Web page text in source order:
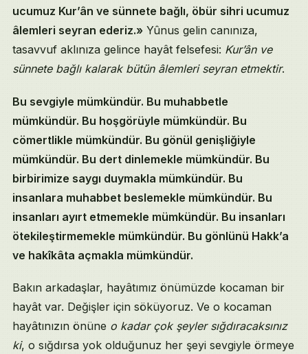
ucumuz Kur’ân ve sünnete bağlı, öbür sihri ucumuz
âlemleri seyran ederiz.» Yûnus gelin canınıza,
tasavvuf aklınıza gelince hayât felsefesi: Kur’ân ve
sünnete bağlı kalarak bütün âlemleri seyran etmektir.
Bu sevgiyle mümkündür. Bu muhabbetle
mümkündür. Bu hoşgörüyle mümkündür. Bu
cömertlikle mümkündür. Bu gönül genişliğiyle
mümkündür. Bu dert dinlemekle mümkündür. Bu
birbirimize saygı duymakla mümkündür. Bu
insanlara muhabbet beslemekle mümkündür. Bu
insanları ayırt etmemekle mümkündür. Bu insanları
ötekileştirmemekle mümkündür. Bu gönlünü Hakk’a
ve hakîkâta açmakla mümkündür.
Bakın arkadaşlar, hayâtımız önümüzde kocaman bir
hayât var. Değişler için söküyoruz. Ve o kocaman
hayâtınızın önüne o kadar çok şeyler sığdıracaksınız
ki, o sığdırsa yok olduğunuz her şeyi sevgiyle örmeye